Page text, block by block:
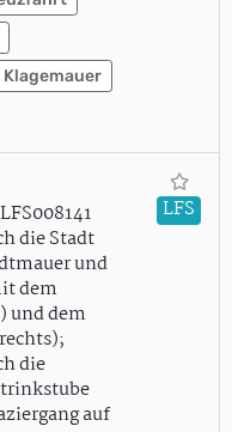
Klagemauer
die Stadt
und
dem
und dem
die
auf
LFS